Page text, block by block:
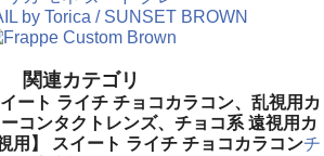
関連カテゴリ
ート ライチ チョコカラコン、乱視用カ
コンタクトレンズ、チョコ系 遠視用カ
用】 スイート ライチ チョコカラコンチ